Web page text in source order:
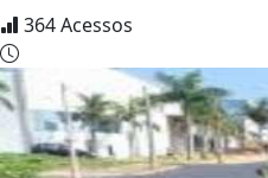
364Acessos